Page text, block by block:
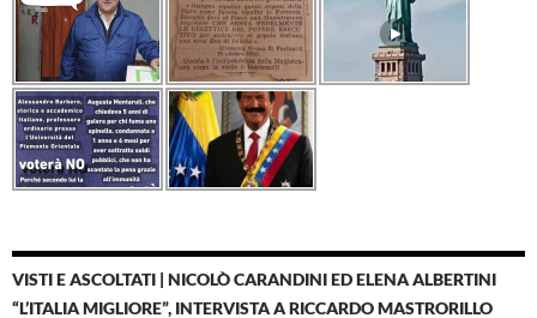
VISTI E ASCOLTATI | NICOLÒ CARANDINI ED ELENA ALBERTINI
“L’ITALIA MIGLIORE”, INTERVISTA A RICCARDO MASTRORILLO